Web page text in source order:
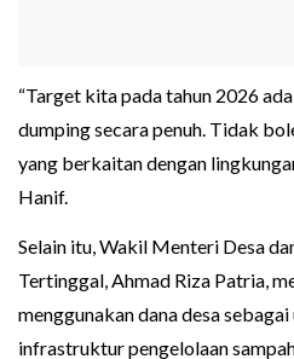
“Target kita pada tahun 2026
dumping secara penuh. Tidak
yang berkaitan dengan
Hanif.
Selain itu, Wakil Menteri Desa
Tertinggal, Ahmad Riza Patria,
menggunakan dana desa
infrastruktur pengelolaan sampah